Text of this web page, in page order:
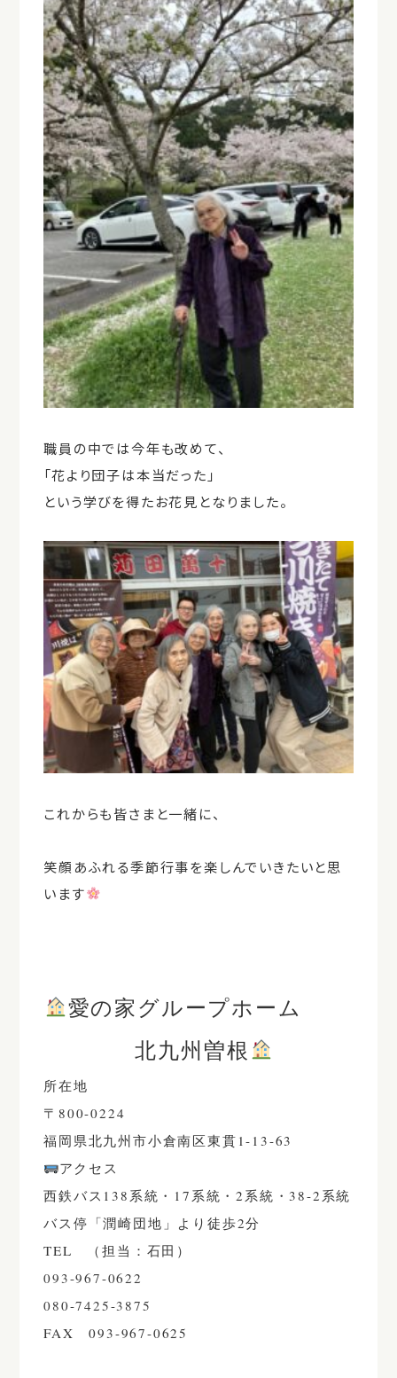
職員の中では今年も改めて、
「花より団子は本当だった」
という学びを得たお花見となりました。
これからも皆さまと一緒に、
笑顔あふれる季節行事を楽しんでいきたいと思
います
愛の家グループホーム
北九州曽根
所在地
〒800-0224
福岡県北九州市小倉南区東貫1-13-63
アクセス
西鉄バス138系統・17系統・2系統・38-2系統
バス停「潤崎団地」より徒歩2分
TEL （担当：石田）
093-967-0622
080-7425-3875
FAX093-967-0625